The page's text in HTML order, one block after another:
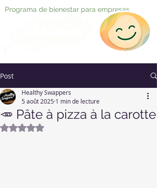
Programa de bienestar para empresas
Post
🥕 Pâte à pizza à la carotte
Healthy Swappers
5 août 2025 1 min de lecture
Noté NaN étoiles sur 5.